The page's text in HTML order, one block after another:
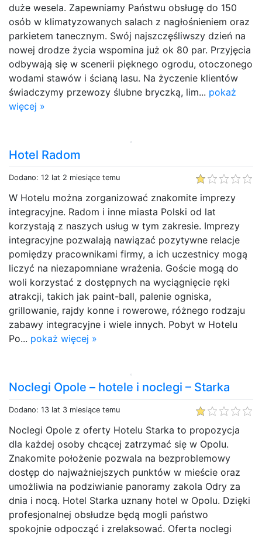
duże wesela. Zapewniamy Państwu obsługę do 150
osób w klimatyzowanych salach z nagłośnieniem oraz
parkietem tanecznym. Swój najszczęśliwszy dzień na
nowej drodze życia wspomina już ok 80 par. Przyjęcia
odbywają się w scenerii pięknego ogrodu, otoczonego
wodami stawów i ścianą lasu. Na życzenie klientów
świadczymy przewozy ślubne bryczką, lim... pokaż
więcej »
Hotel Radom
Dodano: 12 lat 2 miesiące temu
W Hotelu można zorganizować znakomite imprezy
integracyjne. Radom i inne miasta Polski od lat
korzystają z naszych usług w tym zakresie. Imprezy
integracyjne pozwalają nawiązać pozytywne relacje
pomiędzy pracownikami firmy, a ich uczestnicy mogą
liczyć na niezapomniane wrażenia. Goście mogą do
woli korzystać z dostępnych na wyciągnięcie ręki
atrakcji, takich jak paint-ball, palenie ogniska,
grillowanie, rajdy konne i rowerowe, różnego rodzaju
zabawy integracyjne i wiele innych. Pobyt w Hotelu
Po... pokaż więcej »
Noclegi Opole – hotele i noclegi – Starka
Dodano: 13 lat 3 miesiące temu
Noclegi Opole z oferty Hotelu Starka to propozycja
dla każdej osoby chcącej zatrzymać się w Opolu.
Znakomite położenie pozwala na bezproblemowy
dostęp do najważniejszych punktów w mieście oraz
umożliwia na podziwianie panoramy zakola Odry za
dnia i nocą. Hotel Starka uznany hotel w Opolu. Dzięki
profesjonalnej obsłudze będą mogli państwo
spokojnie odpocząć i zrelaksować. Oferta noclegi